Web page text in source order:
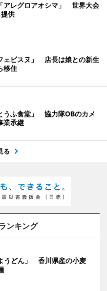
アレグロアオシマ」 世界大会
供
ェビスヌ」 店長は娘との新生
移住
うふ食堂」 協力隊OBのカメ
業承継
る
ンキング
うどん」 香川県産の小麦